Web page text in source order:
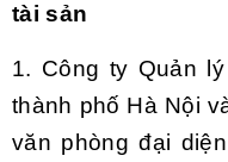
tài sản
1. Công ty Quản
thành phố Hà Nội
văn phòng đại